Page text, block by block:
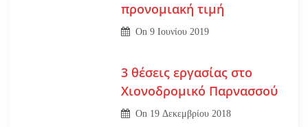
προνομιακή τιμή
On9 Ιουνίου 2019
3 θέσεις εργασίας στο
Χιονοδρομικό Παρνασσού
On 19 Δεκεμβρίου 2018